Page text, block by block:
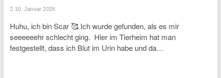
10. Januar 2026
Huhu, ich bin Scar 🥰 Ich wurde gefunden, als es mir
seeeeeehr schlecht ging. Hier im Tierheim hat man
festgestellt, dass ich Blut im Urin habe und da…